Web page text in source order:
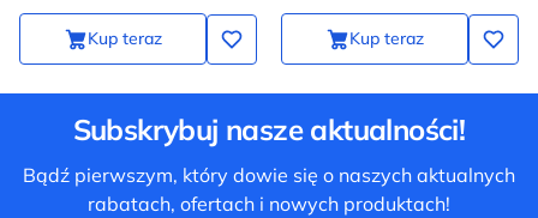
Kup teraz Kup teraz
Subskrybuj nasze aktualności!
Bądź pierwszym, który dowie się o naszych aktualnych
rabatach, ofertach i nowych produktach!